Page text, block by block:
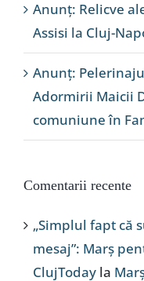
Anunț: Relicve
Assisi la Cluj-
Anunț:
Adormirii Maicii
comuniune în
Comentarii recente
„Simplul fapt că
mesaj”: Marș
ClujToday la